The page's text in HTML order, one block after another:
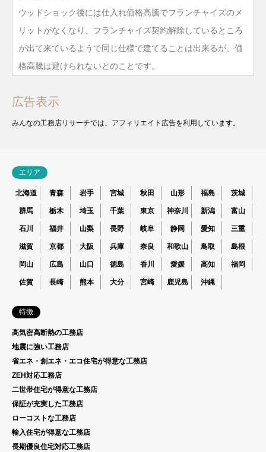
ウッドショック後には仕入れ価格高騰でフランチャイズのメ
リットがなくなり、フランチャイズ契約解除しているところ
が出て来ているようで同じ仕様で建てることは出来るが、価
格高騰は避けられないとのことです。
広告表示
みんなの工務店リサーチでは、アフィリエイト広告を利用しています。
エリア
北海道 青森 岩手 宮城 秋田 山形 福島 茨城
群馬 栃木 埼玉 千葉 東京 神奈川 新潟 富山
石川 福井 山梨 長野 岐阜 静岡 愛知 三重
滋賀 京都 大阪 兵庫 奈良 和歌山 鳥取 島根
岡山 広島 山口 徳島 香川 愛媛 高知 福岡
佐賀 長崎 熊本 大分 宮崎 鹿児島 沖縄
特徴
高気密高断熱の工務店
地震に強い工務店
省エネ・創エネ・エコ住宅が得意な工務店
ZEH対応工務店
二世帯住宅が得意な工務店
保証が充実した工務店
ローコストな工務店
輸入住宅が得意な工務店
長期優良住宅対応工務店